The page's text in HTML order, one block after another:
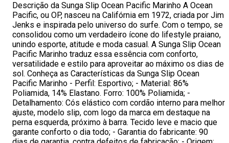
Descrição da Sunga Slip Ocean Pacific Marinho A Ocean
Pacific, ou OP, nasceu na Califórnia em 1972, criada por Jim
Jenks e inspirada pelo universo do surfe. Com o tempo, se
consolidou como um verdadeiro ícone do lifestyle praiano,
unindo esporte, atitude e moda casual. A Sunga Slip Ocean
Pacific Marinho traduz essa essência com conforto,
versatilidade e estilo para aproveitar ao máximo os dias de
sol. Conheça as Características da Sunga Slip Ocean
Pacific Marinho - Perfil: Esportivo; - Material: 86%
Poliamida, 14% Elastano. Forro: 100% Poliamida; -
Detalhamento: Cós elástico com cordão interno para melhor
ajuste, modelo slip, com logo da marca em destaque na
perna esquerda, próximo à barra. Tecido leve e macio que
garante conforto o dia todo; - Garantia do fabricante: 90